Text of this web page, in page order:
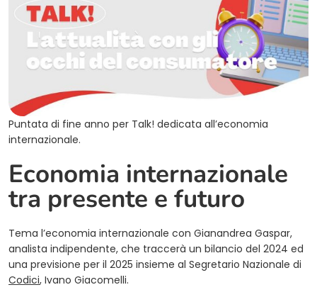
Puntata di fine anno per Talk! dedicata all’economia
internazionale.
Economia internazionale
tra presente e futuro
Tema l’economia internazionale con Gianandrea Gaspar,
analista indipendente, che traccerà un bilancio del 2024 ed
una previsione per il 2025 insieme al Segretario Nazionale di
Codici, Ivano Giacomelli.